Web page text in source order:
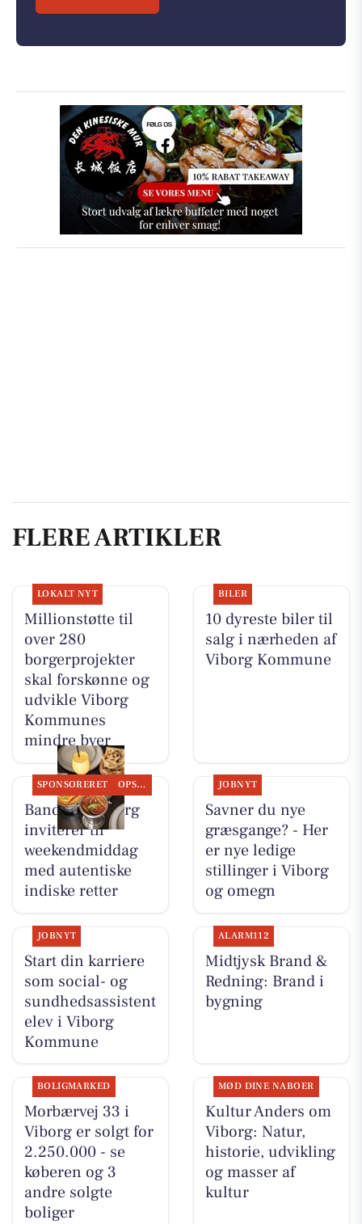
FLERE ARTIKLER
LOKALT NYT
Millionstøtte til
over 280
borgerprojekter
skal forskønne og
udvikle Viborg
Kommunes
mindre byer
BILER
10 dyreste biler til
salg i nærheden af
Viborg Kommune
SPONSORERET OPSLAGSTAVLEN
Bandhan Viborg
inviterer til
weekendmiddag
med autentiske
indiske retter
JOBNYT
Savner du nye
græsgange? - Her
er nye ledige
stillinger i Viborg
og omegn
JOBNYT
Start din karriere
som social- og
sundhedsassistent
elev i Viborg
Kommune
ALARM112
Midtjysk Brand &
Redning: Brand i
bygning
BOLIGMARKED
Morbærvej 33 i
Viborg er solgt for
2.250.000 - se
køberen og 3
andre solgte
boliger
MØD DINE NABOER
Kultur Anders om
Viborg: Natur,
historie, udvikling
og masser af
kultur